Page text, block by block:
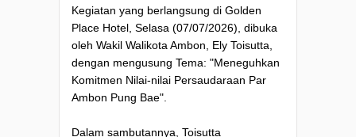
Kegiatan yang berlangsung di Golden
Place Hotel, Selasa (07/07/2026), dibuka
oleh Wakil Walikota Ambon, Ely Toisutta,
dengan mengusung Tema: "Meneguhkan
Komitmen Nilai-nilai Persaudaraan Par
Ambon Pung Bae".
Dalam sambutannya, Toisutta